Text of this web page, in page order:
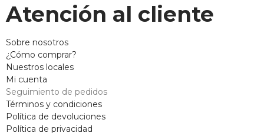
Atención al cliente
Sobre nosotros
¿Cómo comprar?
Nuestros locales
Mi cuenta
Seguimiento de pedidos
Términos y condiciones
Política de devoluciones
Política de privacidad